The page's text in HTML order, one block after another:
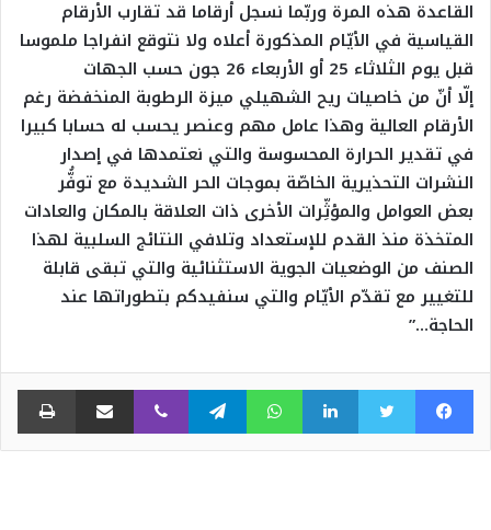
القاعدة هذه المرة وربّما نسجل أرقاما قد تقارب الأرقام
القياسية في الأيّام المذكورة أعلاه ولا نتوقع انفراجا ملموسا
قبل يوم الثلاثاء 25 أو الأربعاء 26 جون حسب الجهات
إلّا أنّ من خاصيات ريح الشهيلي ميزة الرطوبة المنخفضة رغم
الأرقام العالية وهذا عامل مهم وعنصر يحسب له حسابا كبيرا
في تقدير الحرارة المحسوسة والتي نعتمدها في إصدار
النشرات التحذيرية الخاصّة بموجات الحر الشديدة مع توفُّر
بعض العوامل والمؤثِّرات الأخرى ذات العلاقة بالمكان والعادات
المتخذة منذ القدم للإستعداد وتلافي النتائج السلبية لهذا
الصنف من الوضعيات الجوية الاستثنائية والتي تبقى قابلة
للتغيير مع تقدّم الأيّام والتي سنفيدكم بتطوراتها عند
الحاجة…”
فيسبوك تويتر لينكدإن واتساب تيلقرام ڤايبر مشاركة عبر البريد